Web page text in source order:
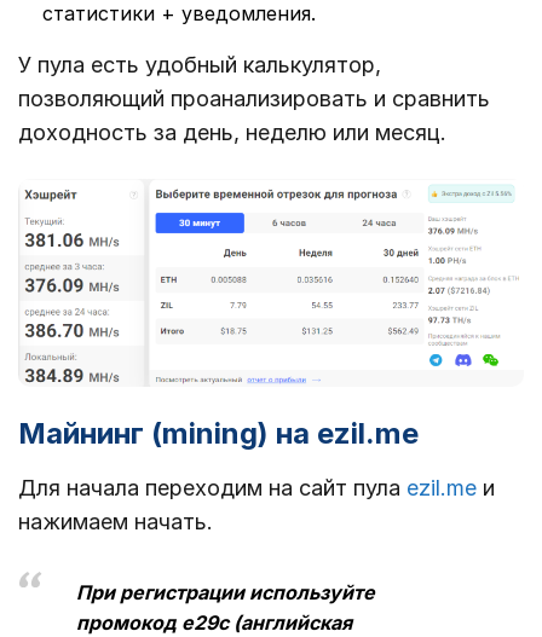
статистики + уведомления.
У пула есть удобный калькулятор,
позволяющий проанализировать и сравнить
доходность за день, неделю или месяц.
Майнинг (mining) на ezil.me
Для начала переходим на сайт пула ezil.me и
нажимаем начать.
При регистрации используйте
промокод e29c (английская